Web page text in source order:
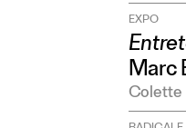
EXPO
Marc
Colette